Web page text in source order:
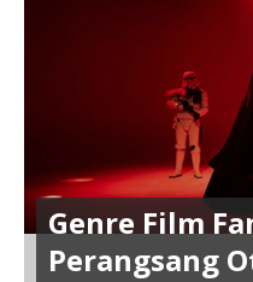
Genre Film
Perangsang